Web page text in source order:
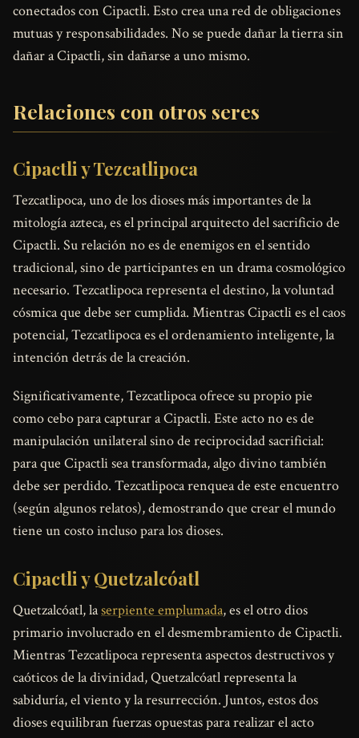
conectados con Cipactli. Esto crea una red de obligaciones
mutuas y responsabilidades. No se puede dañar la tierra sin
dañar a Cipactli, sin dañarse a uno mismo.
Relaciones con otros seres
Cipactli y Tezcatlipoca
Tezcatlipoca, uno de los dioses más importantes de la
mitología azteca, es el principal arquitecto del sacrificio de
Cipactli. Su relación no es de enemigos en el sentido
tradicional, sino de participantes en un drama cosmológico
necesario. Tezcatlipoca representa el destino, la voluntad
cósmica que debe ser cumplida. Mientras Cipactli es el caos
potencial, Tezcatlipoca es el ordenamiento inteligente, la
intención detrás de la creación.
Significativamente, Tezcatlipoca ofrece su propio pie
como cebo para capturar a Cipactli. Este acto no es de
manipulación unilateral sino de reciprocidad sacrificial:
para que Cipactli sea transformada, algo divino también
debe ser perdido. Tezcatlipoca renquea de este encuentro
(según algunos relatos), demostrando que crear el mundo
tiene un costo incluso para los dioses.
Cipactli y Quetzalcóatl
Quetzalcóatl, laserpiente emplumada, es el otro dios
primario involucrado en el desmembramiento de Cipactli.
Mientras Tezcatlipoca representa aspectos destructivos y
caóticos de la divinidad, Quetzalcóatl representa la
sabiduría, el viento y la resurrección. Juntos, estos dos
dioses equilibran fuerzas opuestas para realizar el acto